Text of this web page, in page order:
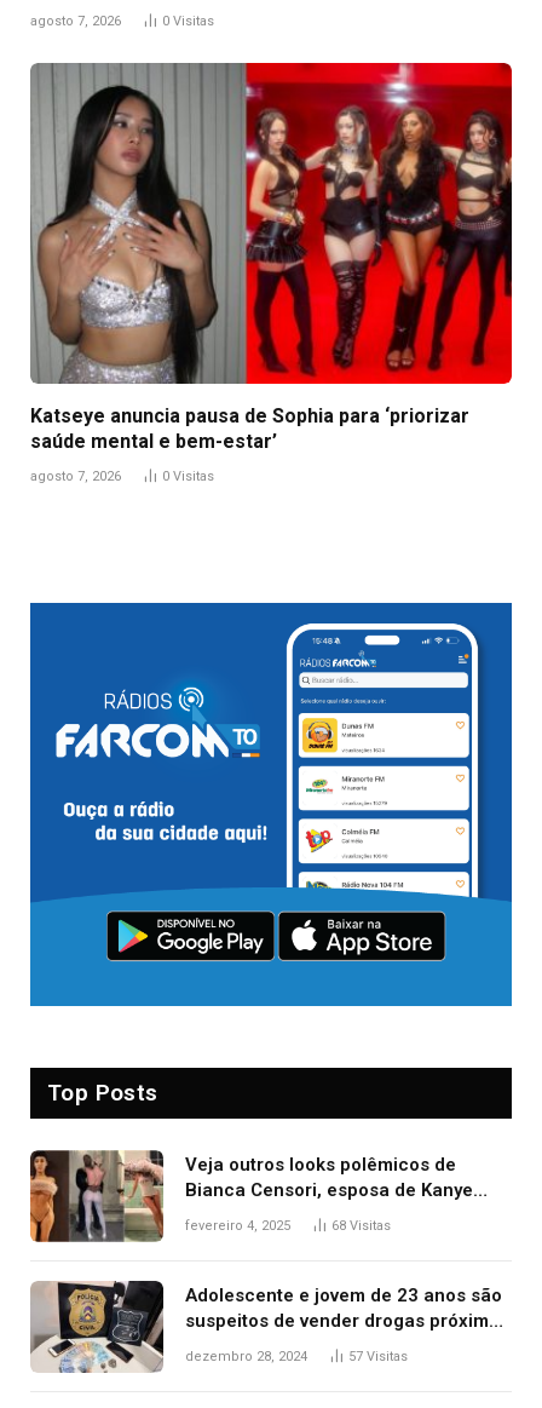
agosto 7, 2026 0 Visitas
Katseye anuncia pausa de Sophia para ‘priorizar
saúde mental e bem-estar’
agosto 7, 2026 0 Visitas
Top Posts
Veja outros looks polêmicos de
Bianca Censori, esposa de Kanye
West que apareceu nua no Grammy
fevereiro 4, 2025 68 Visitas
Adolescente e jovem de 23 anos são
suspeitos de vender drogas próximo
de delegacia e escola, diz polícia
dezembro 28, 2024 57 Visitas